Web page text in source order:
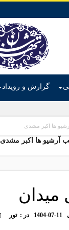
گزارش و رویداد
ها اکبر مشدی
آرشیو ها اکبر مشدی
میدان
1404-07-11 در :تور